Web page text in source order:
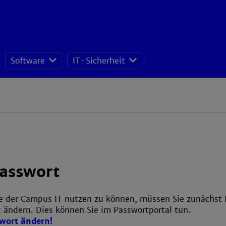
Software IT-Sicherheit
der Campus IT nutzen zu können, müssen Sie zunächst
Dies können Sie im Passwortportal tun.
ändern!